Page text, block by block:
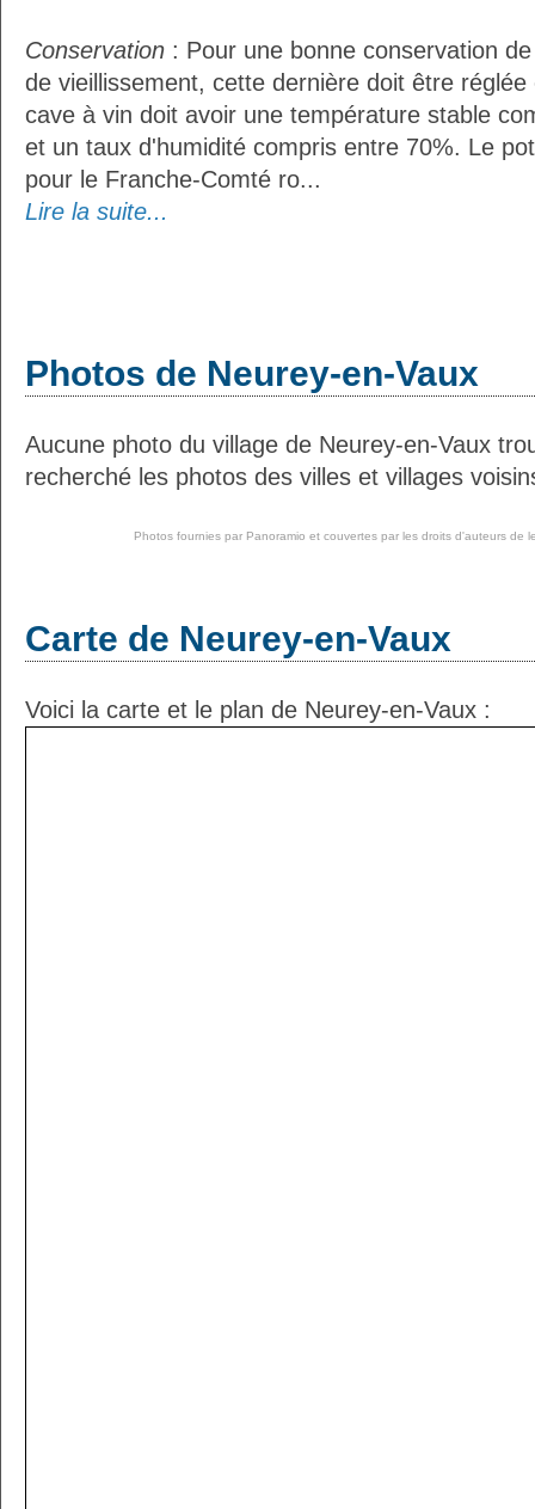
Conservation : Pour une bonne conservation
de vieillissement, cette dernière doit être réglée
cave à vin doit avoir une température stable
et un taux d'humidité compris entre 70%. Le
pour le Franche-Comté ro...
Lire la suite...
Photos de Neurey-en-Vaux
Aucune photo du village de Neurey-en-Vaux
recherché les photos des villes et villages
Photos fournies par Panoramio et couvertes par les droits d'auteurs de
Carte de Neurey-en-Vaux
Voici la carte et le plan de Neurey-en-Vaux :